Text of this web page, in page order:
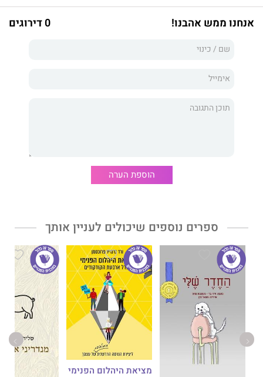
בישראל, הצלקות בליבותיהם ימשיכו לשאת את צער הפרידה
וכאב שילוו אותם עד יומם האחרון".
גלילי: ב'פוטו מלחמה' מתפרסמים שירים שכתבתי מכמה נקודות
מבט: כלוחם בהנדסה קרבית, כמי שנקרא על שם סגן יורם אלישיב
וכאבא לקסם ששירת גם בהנדסה קרבית והשתחרר בדרגת סגן. בחלק
גלילי כותב שירים וסיפורים קצרים מאז כיתה א'. הוא מחבר הספרים
ראשונים תמיד - מורשת חיל ההנדסה הקרבית"
במקום הראשון בתחרות שירה של"ביטאון שירה"שנערכה בבאר
שבע. בשנת 2007 זכה סיפור קצר שלו,
"רומן עם מחבל", בפרס
לעידוד היצירה בתחרות
"ניצני פרוזה"במודיעין.
ציפי שחרור, משוררת, סופרת ועורכת, כותבת, בין היתר, בכריכה
האחורית של "פוטו מלחמה" : "כתיבתו של יהורם גלילי זורמת אל
אוזניי כדיבור אינטימי וכפיוט, אך נדמה כי אני שומעת שני קולות
נעים אליי בזרימה חרישית, ופתע זרימתה גועשת. זו היא הדואליות
הנטועה בכל הספר, שנעה מזרם תודעה וחלום אל ההכרה המודעת, אך
פתע מתחלפים הצבעים לחאקי, לעשן ולדם. גלילי הוא משורר
האנימה והאנימוס, היין והייאן - מעגליות הרמונית טבעית. 'פוטו
מלחמה' הוא ספר שירה אמיץ, ראוי ונוכח".
אנחנו ממש אהבנו! 0 דירוגים
הוספת הערה
ספרים נוספים שיכולים לעניין אותך
מציאת היהלום הפנימי